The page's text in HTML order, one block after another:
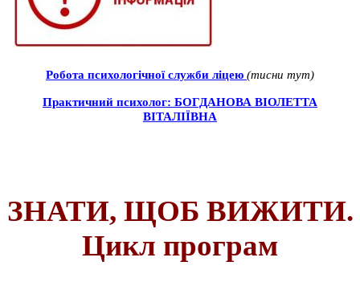
Робота психологічної служби ліцею (тисни тут)
Практичний психолог: БОГДАНОВА ВІОЛЕТТА
ВІТАЛІЇВНА
ЗНАТИ, ЩОБ ВИЖИТИ.
Цикл програм